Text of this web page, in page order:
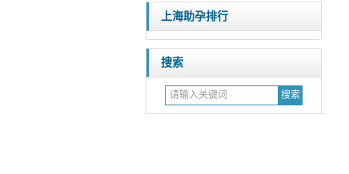
上海助孕排行
搜索